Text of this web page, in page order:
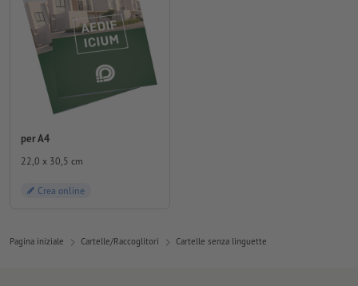
per A4
22,0 x 30,5 cm
Crea online
Pagina iniziale Cartelle/Raccoglitori Cartelle senza linguette